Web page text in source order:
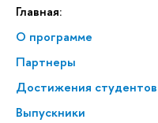
Главная:
О программе
Партнеры
Достижения студентов
Выпускники